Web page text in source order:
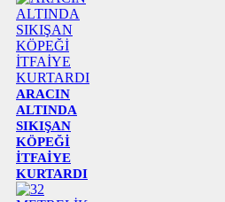
ARACIN
ALTINDA
SIKIŞAN
KÖPEĞİ
İTFAİYE
KURTARDI